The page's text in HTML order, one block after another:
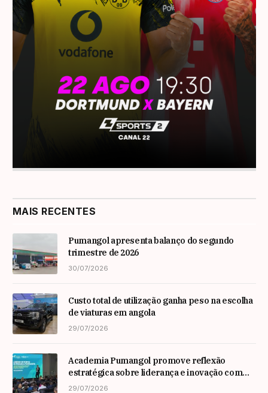
MAIS RECENTES
Pumangol apresenta balanço do segundo
trimestre de 2026
30/07/2026
Custo total de utilização ganha peso na escolha
de viaturas em angola
29/07/2026
Academia Pumangol promove reflexão
estratégica sobre liderança e inovação com
especialista internacional Nadim Habib
29/07/2026